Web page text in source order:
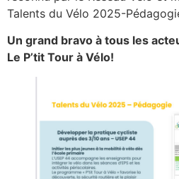
Talents du Vélo 2025-
Un grand bravo à tous les
Le P’tit Tour à Vélo!